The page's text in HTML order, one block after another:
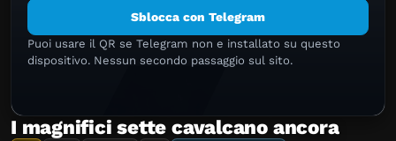
Sblocca con Telegram
Puoi usare il QR se Telegram non e installato su questo
dispositivo. Nessun secondo passaggio sul sito.
I magnifici sette cavalcano ancora